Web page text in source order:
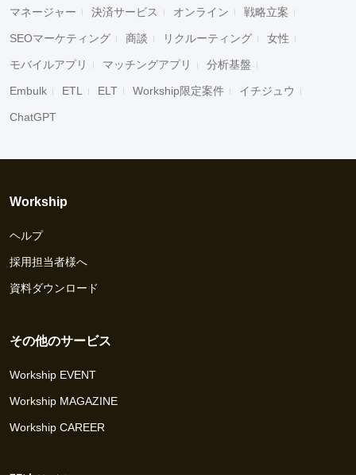
マネージャー 決済サービス オンライン 戦略立案
SEOマーケティング 商談 リクルーティング 女性
モバイルアプリ マッチングアプリ 分析基盤
Embulk ETL ELT Workship限定案件 イチジュウ
ChatGPT
Workship
ヘルプ
採用担当者様へ
資料ダウンロード
その他のサービス
Workship EVENT
Workship MAGAZINE
Workship CAREER